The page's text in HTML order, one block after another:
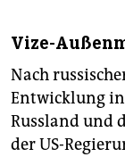
Vize-
Nach
Entwicklung in
Russland und
der US-